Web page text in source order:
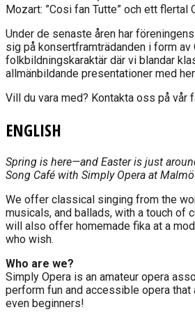
Mozart: ”Cosi fan Tutte” och ett flertal
Under de senaste åren har
sig på konsertframträdanden i form av
folkbildningskaraktär där vi blandar
allmänbildande presentationer med
Vill du vara med? Kontakta oss på vår
ENGLISH
Spring is here—and Easter is just
Song Café with Simply Opera at
We offer classical singing from the
musicals, and ballads, with a touch of
will also offer homemade fika at a
who wish.
Who are we?
Simply Opera is an amateur opera
perform fun and accessible opera
even beginners!